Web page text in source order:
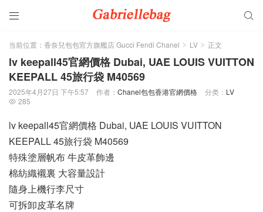
 
当前位置： 香奈兒包包官方旗艦店 Gucci Fendi Chanel > LV > 正文
lv keepall45官網價格 Dubai, UAE LOUIS VUITTON
KEEPALL 45旅行袋 M40569
2025年4月27日 下午5:57 作者： Chanel包包香港官網價格 分类： LV
 285
lv keepall45官網價格 Dubai, UAE LOUIS VUITTON
KEEPALL 45旅行袋 M40569
特殊塗層帆布 牛皮革飾邊
棉紡織襯裏 大容量設計
隨身上機行李尺寸
可拆卸皮革名牌